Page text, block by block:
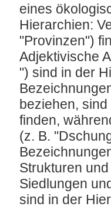
eines
Hierarchien:
"Provinzen")
Adjektivische
") sind in der
beziehen,
finden,
(z. B.
Strukturen
Siedlungen
sind in der